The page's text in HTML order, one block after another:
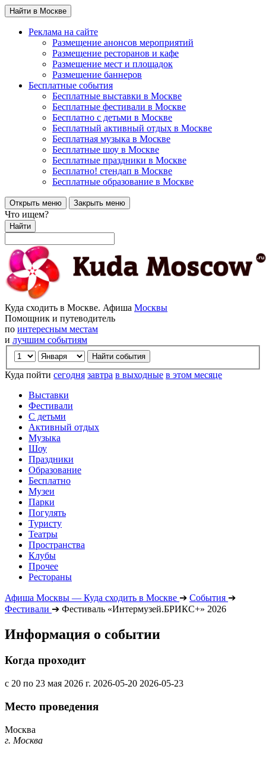
Найти в Москве
Реклама на сайте
Размещение анонсов мероприятий
Размещение ресторанов и кафе
Размещение мест и площадок
Размещение баннеров
Бесплатные события
Бесплатные выставки в Москве
Бесплатные фестивали в Москве
Бесплатно с детьми в Москве
Бесплатный активный отдых в Москве
Бесплатная музыка в Москве
Бесплатные шоу в Москве
Бесплатные праздники в Москве
Бесплатно! стендап в Москве
Бесплатные образование в Москве
Открыть меню Закрыть меню
Что ищем?
Найти
Куда сходить в Москве. Афиша Москвы
Помощник и путеводитель
по интересным местам
и лучшим событиям
Куда пойти сегодня завтра в выходные в этом месяце
Выставки
Фестивали
С детьми
Активный отдых
Музыка
Шоу
Праздники
Образование
Бесплатно
Музеи
Парки
Погулять
Туристу
Театры
Пространства
Клубы
Прочее
Рестораны
Афиша Москвы — Куда сходить в Москве ➔ События ➔
Фестивали ➔ Фестиваль «Интермузей.БРИКС+» 2026
Информация о событии
Когда проходит
с 20 по 23 мая 2026 г. 2026-05-20 2026-05-23
Место проведения
Москва
г. Москва